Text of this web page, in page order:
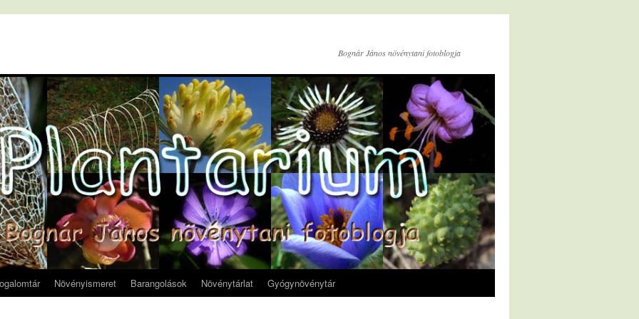
Bognár János növénytani fotoblogja
Növényismeret Barangolások Növénytárlat Gyógynövénytár